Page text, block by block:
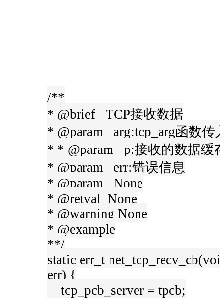
/**
* @brief TCP接收数据
* @param arg:tcp_arg函数传
* * @param p:接收的数据缓
* @param err:错误信息
* @param None
* @retval None
* @warning None
* @example
**/
static err_t
err) {
tcp_pcb_server = tpcb;